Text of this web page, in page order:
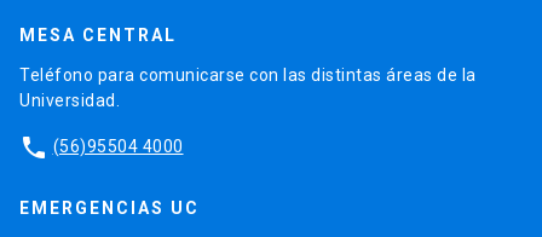
MESA CENTRAL
Teléfono para comunicarse con las distintas áreas de la
Universidad.
phone (56)95504 4000
EMERGENCIAS UC